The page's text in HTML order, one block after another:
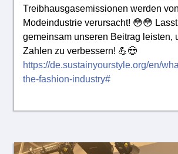
Treibhausgasemissionen werden
Modeindustrie verursacht! 😳😳
gemeinsam unseren Beitrag leisten,
Zahlen zu verbessern! 💪😎
https://de.sustainyourstyle.org/en/
the-fashion-industry#